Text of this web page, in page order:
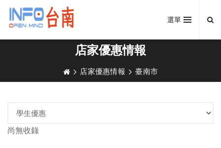
選單
店家優惠情報
店家優惠情報 臺南市
尚無收錄